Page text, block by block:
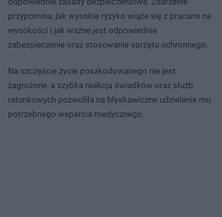
przypomina, jak wysokie ryzyko wiąże się z pracami na
wysokości i jak ważne jest odpowiednie
zabezpieczenie oraz stosowanie sprzętu ochronnego.
Na szczęście życie poszkodowanego nie jest
zagrożone, a szybka reakcja świadków oraz służb
ratunkowych pozwoliła na błyskawiczne udzielenie mu
potrzebnego wsparcia medycznego.